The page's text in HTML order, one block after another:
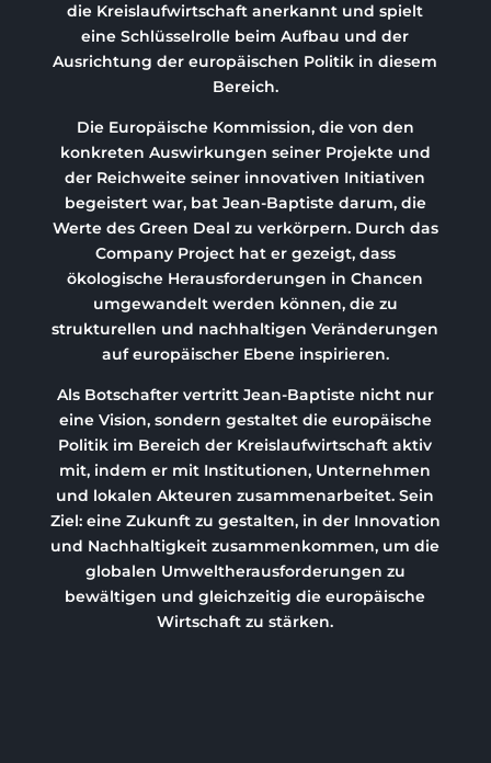
die Kreislaufwirtschaft anerkannt und spielt
eine Schlüsselrolle beim Aufbau und der
Ausrichtung der europäischen Politik in diesem
Bereich.
Die Europäische Kommission, die von den
konkreten Auswirkungen seiner Projekte und
der Reichweite seiner innovativen Initiativen
begeistert war, bat Jean-Baptiste darum, die
Werte des Green Deal zu verkörpern. Durch das
Company Project hat er gezeigt, dass
ökologische Herausforderungen in Chancen
umgewandelt werden können, die zu
strukturellen und nachhaltigen Veränderungen
auf europäischer Ebene inspirieren.
Als Botschafter vertritt Jean-Baptiste nicht nur
eine Vision, sondern gestaltet die europäische
Politik im Bereich der Kreislaufwirtschaft aktiv
mit, indem er mit Institutionen, Unternehmen
und lokalen Akteuren zusammenarbeitet. Sein
Ziel: eine Zukunft zu gestalten, in der Innovation
und Nachhaltigkeit zusammenkommen, um die
globalen Umweltherausforderungen zu
bewältigen und gleichzeitig die europäische
Wirtschaft zu stärken.